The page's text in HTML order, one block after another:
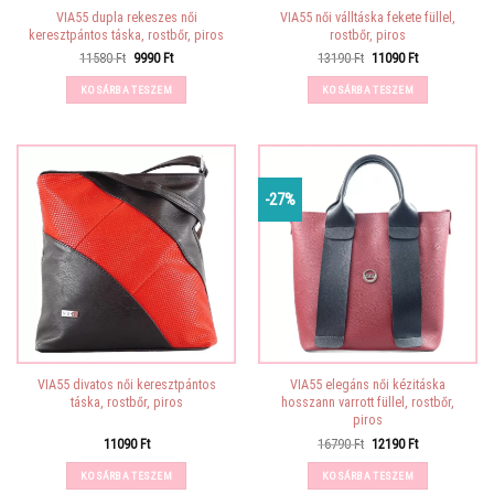
VIA55 dupla rekeszes női
keresztpántos táska, rostbőr, piros
11580Ft Original
was:
11580 Ft.
9990 FtCurrent
KOSÁRBA TESZEM
VIA55 női válltáska fekete füllel,
rostbőr, piros
13190Ft Original
was:
13190 Ft.
11090 FtCurrent
KOSÁRBA TESZEM
VIA55 divatos női keresztpántos
táska, rostbőr, piros
11090 Ft
KOSÁRBA TESZEM
-27%
VIA55 elegáns női kézitáska
hosszann varrott füllel, rostbőr,
piros
16790Ft Original
was:
16790 Ft.
12190 FtCurrent
KOSÁRBA TESZEM